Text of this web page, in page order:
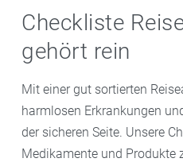
Checkliste
gehört rein
Mit einer gut sortierten
harmlosen Erkrankungen
der sicheren Seite. Unsere
Medikamente und Produkte